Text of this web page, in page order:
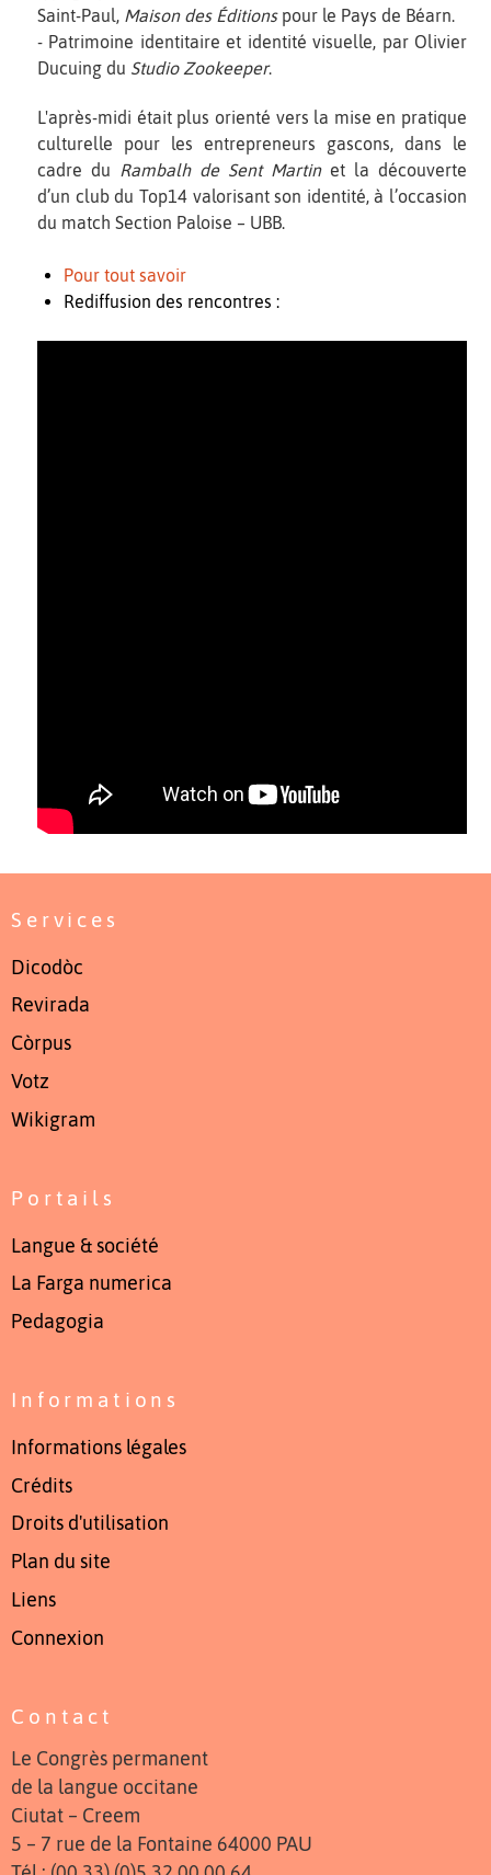
Saint-Paul, Maison des Éditionspour le Pays de Béarn.
- Patrimoine identitaire et identité visuelle, par Olivier
Ducuing du Studio Zookeeper.
L'après-midi était plus orienté vers la mise en pratique
culturelle pour les entrepreneurs gascons, dans le
cadre du
Rambalh de Sent Martinet la découverte
d’un club du Top14 valorisant son identité, à l’occasion
du match Section Paloise – UBB.
Pour tout savoir
Rediffusion des rencontres :
Services
Dicodòc
Revirada
Còrpus
Votz
Wikigram
Portails
Langue & société
La Farga numerica
Pedagogia
Informations
Informations légales
Crédits
Droits d'utilisation
Plan du site
Liens
Connexion
Contact
Le Congrès permanent
de la langue occitane
Ciutat – Creem
5 – 7 rue de la Fontaine 64000 PAU